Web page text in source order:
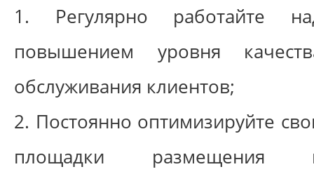
1. Регулярно работайте
повышением уровня
обслуживания клиентов;
2. Постоянно оптимизируйте
площадки размещения